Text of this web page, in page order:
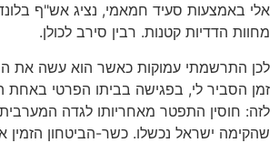
אלי באמצעות סעיד חמאמי, נציג אש"ף
מחוות הדדיות קטנות. רבין סירב לכולן.
לכן התרשמתי עמוקות כאשר הוא עשה את
זמן הסביר לי, בפגישה בביתו הפרטי באחת
לזה: חוסין התפטר מאחריותו לגדה
שהקימה ישראל נכשלו. כשר-הביטחון הזמין